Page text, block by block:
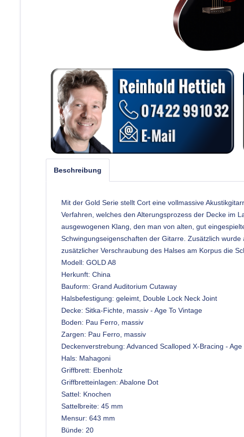
Beschreibung
Mit der Gold Serie stellt Cort eine vollmassive
Verfahren, welches den Alterungsprozess der Decke im
ausgewogenen Klang, den man von alten, gut
Schwingungseigenschaften der Gitarre. Zusätzlich
zusätzlicher Verschraubung des Halses am Korpus die
Modell: GOLD A8
Herkunft: China
Bauform: Grand Auditorium Cutaway
Halsbefestigung: geleimt, Double Lock Neck Joint
Decke: Sitka-Fichte, massiv - Age To Vintage
Boden: Pau Ferro, massiv
Zargen: Pau Ferro, massiv
Deckenverstrebung: Advanced Scalloped X-Bracing - Age
Hals: Mahagoni
Griffbrett: Ebenholz
Griffbretteinlagen: Abalone Dot
Sattel: Knochen
Sattelbreite: 45 mm
Mensur: 643 mm
Bünde: 20